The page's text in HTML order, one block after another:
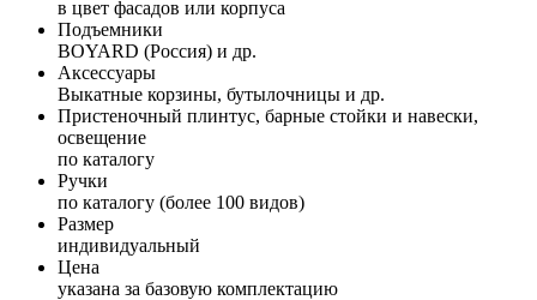
в цвет фасадов или корпуса
Подъемники
BOYARD (Россия) и др.
Аксессуары
Выкатные корзины, бутылочницы и др.
Пристеночный плинтус, барные стойки и навески,
освещение
по каталогу
Ручки
по каталогу (более 100 видов)
Размер
индивидуальный
Цена
указана за базовую комплектацию